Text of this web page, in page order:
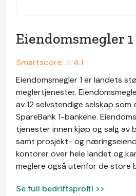
Eiendomsmegler 1
Smartscore: ☆4.1
Eiendomsmegler 1 er landets
meglertjenester.
av 12 selvstendige selskap som
SpareBank 1-bankene.
tjenester innen kjøp og salg av
samt prosjekt- og
kontorer over hele landet og
meglere også utenfor de store
Se full bedriftsprofil >>